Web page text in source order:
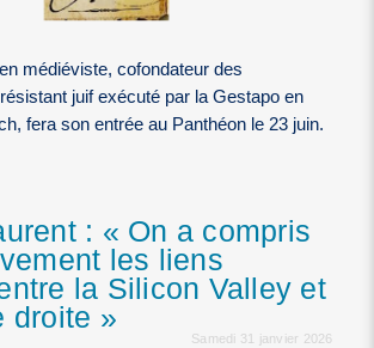
médiéviste, cofondateur des
juif exécuté par la Gestapo en
fera son entrée au Panthéon le 23 juin.
: « On a compris
les liens
la Silicon Valley et
droite »
Samedi 31 janvier 2026